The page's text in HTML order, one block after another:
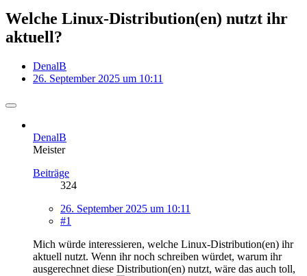
Welche Linux-Distribution(en) nutzt ihr
aktuell?
DenalB
26. September 2025 um 10:11
DenalB
Meister
Beiträge
324
26. September 2025 um 10:11
#1
Mich würde interessieren, welche Linux-Distribution(en) ihr
aktuell nutzt. Wenn ihr noch schreiben würdet, warum ihr
ausgerechnet diese Distribution(en) nutzt, wäre das auch toll,